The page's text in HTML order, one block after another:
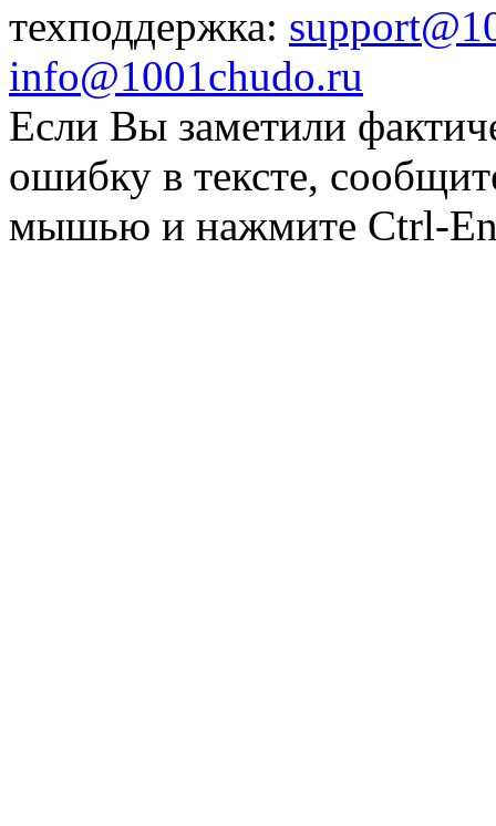
техподдержка:
info@1001chudo.ru
Если Вы заметили
ошибку в тексте,
мышью и нажмите Ctrl-